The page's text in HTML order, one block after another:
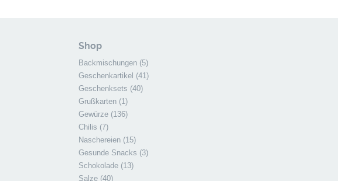
Shop
Backmischungen (5)
Geschenkartikel (41)
Geschenksets (40)
Grußkarten (1)
Gewürze (136)
Chilis (7)
Naschereien (15)
Gesunde Snacks (3)
Schokolade (13)
Salze (40)